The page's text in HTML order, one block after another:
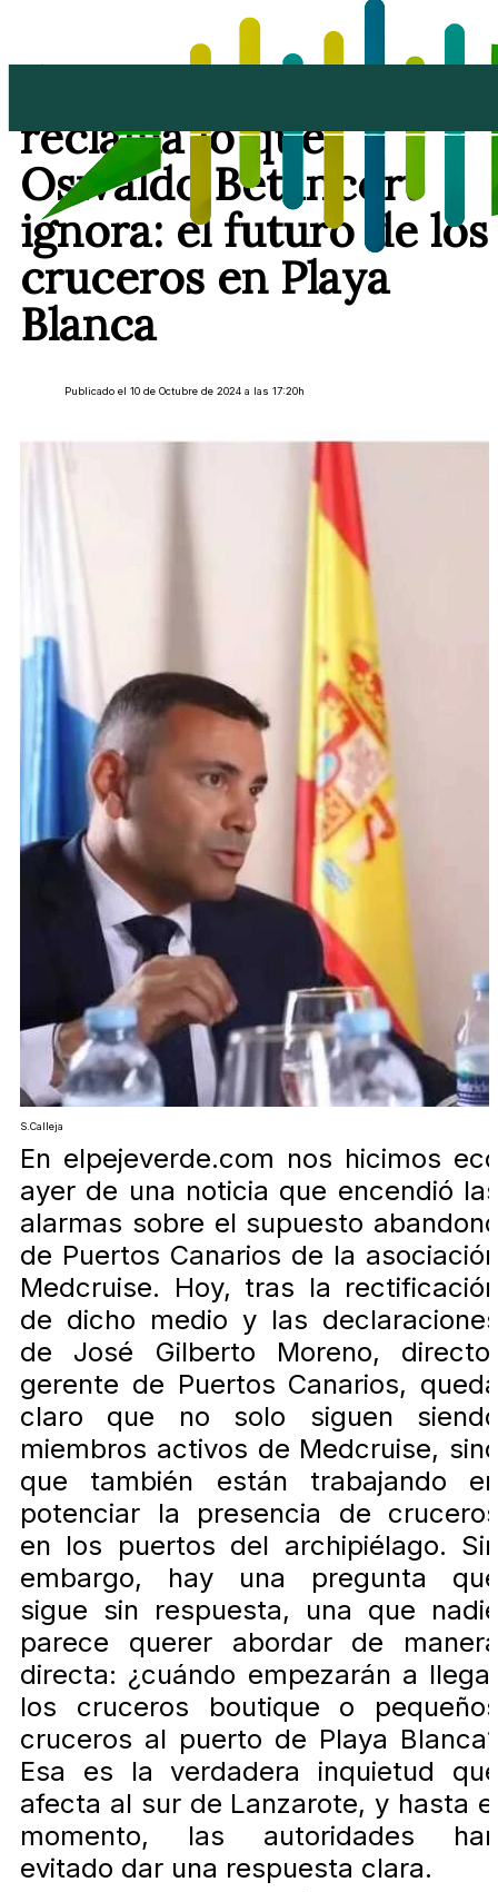
reclama lo que
Oswaldo Betancort
ignora: el futuro de los
cruceros en Playa
Blanca
Publicado el 10 de Octubre de 2024 a las 17:20h
S.Calleja
En elpejeverde.com nos hicimos
ayer de una noticia que encendió
alarmas sobre el supuesto
de Puertos Canarios de la
Medcruise. Hoy, tras la
de dicho medio y las
de José Gilberto Moreno,
gerente de Puertos Canarios,
claro que no solo siguen
miembros activos de Medcruise,
que también están trabajando
potenciar la presencia de
en los puertos del archipiélago.
embargo, hay una pregunta
sigue sin respuesta, una que
parece querer abordar de
directa: ¿cuándo empezarán a
los cruceros boutique o
cruceros al puerto de Playa
Esa es la verdadera inquietud
afecta al sur de Lanzarote, y hasta
momento, las autoridades
evitado dar una respuesta clara.